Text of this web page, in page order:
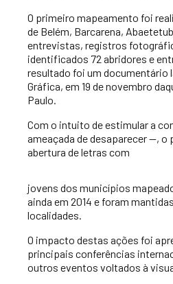
O primeiro mapeamento foi
de Belém, Barcarena,
entrevistas, registros
identificados 72 abridores e
resultado foi um documentário
Gráfica, em 19 de novembro
Paulo.
Com o intuito de estimular a
ameaçada de desaparecer —,
abertura de letras com
jovens dos municípios
ainda em 2014 e foram
localidades.
O impacto destas ações foi
principais conferências
outros eventos voltados à